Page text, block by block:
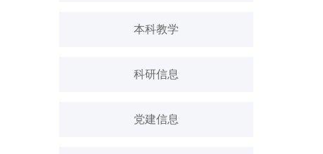
本科教学
科研信息
党建信息